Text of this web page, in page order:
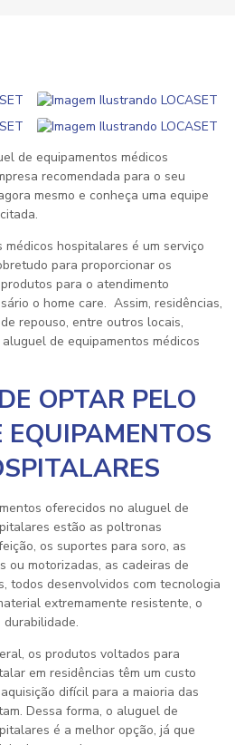
de equipamentos médicos
recomendada para o seu
mesmo e conheça uma equipe
médicos hospitalares é um serviço
para proporcionar os
para o atendimento
o home care. Assim, residências,
repouso, entre outros locais,
aluguel de equipamentos médicos
OPTAR PELO
oferecidos no aluguel de
estão as poltronas
os suportes para soro, as
ou motorizadas, as cadeiras de
todos desenvolvidos com tecnologia
extremamente resistente, o
os produtos voltados para
em residências têm um custo
difícil para a maioria das
Dessa forma, o aluguel de
é a melhor opção, já que